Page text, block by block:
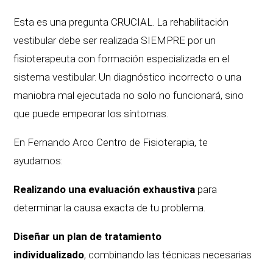
Esta es una pregunta CRUCIAL. La rehabilitación
vestibular debe ser realizada SIEMPRE por un
fisioterapeuta con formación especializada en el
sistema vestibular. Un diagnóstico incorrecto o una
maniobra mal ejecutada no solo no funcionará, sino
que puede empeorar los síntomas.
En Fernando Arco Centro de Fisioterapia, te
ayudamos:
Realizando una evaluación exhaustiva para
determinar la causa exacta de tu problema.
Diseñar un plan de tratamiento
individualizado, combinando las técnicas necesarias